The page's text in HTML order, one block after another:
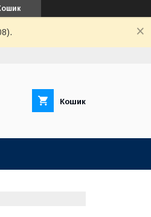
Кошик